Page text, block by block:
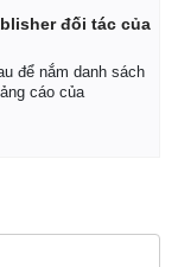
đối tác của
để nắm danh sách
cáo của